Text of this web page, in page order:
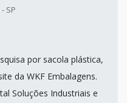
SP
por sacola plástica,
da WKF Embalagens.
Soluções Industriais e